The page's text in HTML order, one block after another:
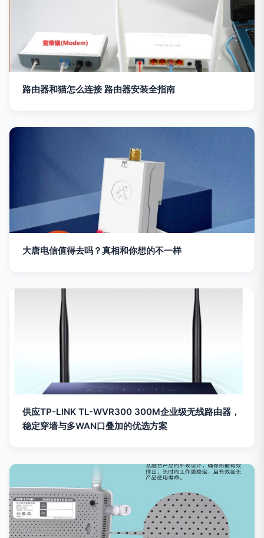
路由器和猫怎么连接 路由器安装全指南
大唐电信值得去吗？真相和你想的不一样
供应TP-LINK TL-WVR300 300M企业级无线路由器，
稳定穿墙与多WAN口叠加的优选方案